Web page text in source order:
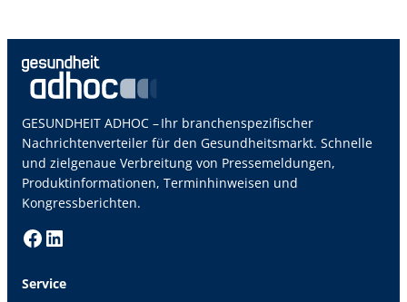
GESUNDHEIT ADHOC – Ihr branchenspezifischer
Nachrichtenverteiler für den Gesundheitsmarkt. Schnelle
und zielgenaue Verbreitung von Pressemeldungen,
Produktinformationen, Terminhinweisen und
Kongressberichten.
Facebook LinkedIn
Service